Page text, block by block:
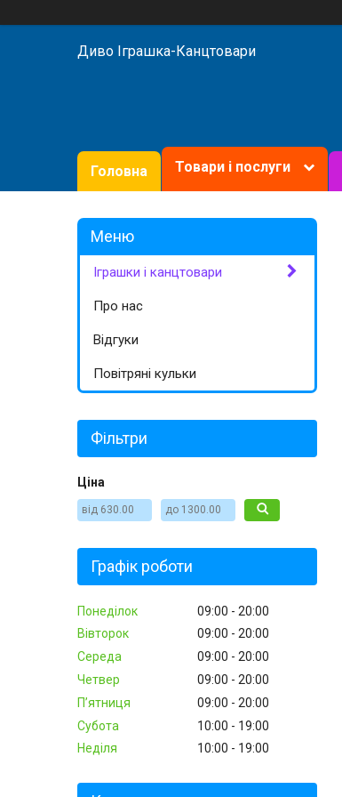
Диво Іграшка-Канцтовари
Головна Товари і послуги
Іграшки і канцтовари
Про нас
Відгуки
Повітряні кульки
Фільтри
Ціна
Графік роботи
Понеділок 09:00
20:00
Вівторок
09:00
20:00
Середа
09:00
20:00
Четвер
09:00
20:00
Пʼятниця
09:00
20:00
Субота
10:00
19:00
Неділя
10:00 19:00